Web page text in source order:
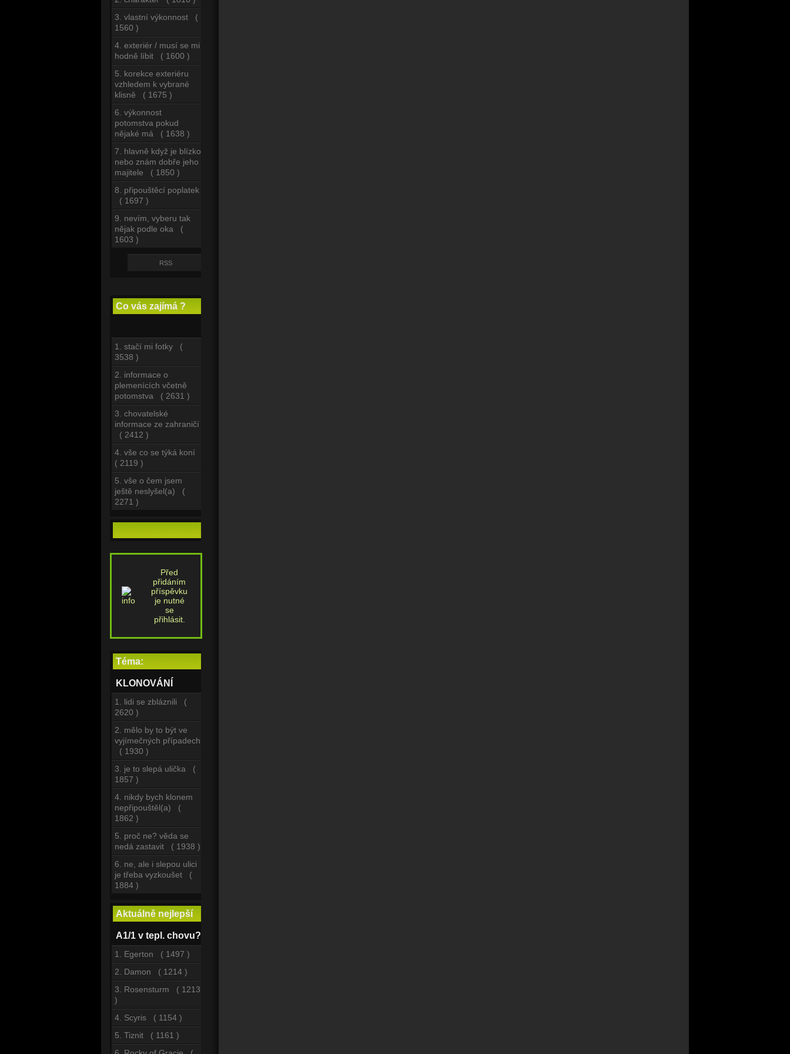
3. vlastní výkonnost (
1560 )
4. exteriér / musí se mi
hodně líbit ( 1600 )
5. korekce exteriéru
vzhledem k vybrané
klisně ( 1675 )
6. výkonnost
potomstva pokud
nějaké má ( 1638 )
7. hlavně když je blízko
nebo znám dobře jeho
majitele ( 1850 )
8. připouštěcí poplatek
( 1697 )
9. nevím, vyberu tak
nějak podle oka (
1603 )
RSS
Co vás zajímá ?
1. stačí mi fotky (
3538 )
2. informace o
plemenících včetně
potomstva ( 2631 )
3. chovatelské
informace ze zahraničí
( 2412 )
4. vše co se týká koní
( 2119 )
5. vše o čem jsem
ještě neslyšel(a) (
2271 )
Před
přidáním
příspěvku
je nutné
se
přihlásit.
Téma:
KLONOVÁNÍ
1. lidi se zbláznili (
2620 )
2. mělo by to být ve
vyjímečných případech
( 1930 )
3. je to slepá ulička (
1857 )
4. nikdy bych klonem
nepřipouštěl(a) (
1862 )
5. proč ne? věda se
nedá zastavit ( 1938 )
6. ne, ale i slepou ulici
je třeba vyzkoušet (
1884 )
Aktuálně nejlepší
A1/1 v tepl. chovu?
1. Egerton ( 1497 )
2. Damon ( 1214 )
3. Rosensturm ( 1213
)
4. Scyris ( 1154 )
5. Tiznit ( 1161 )